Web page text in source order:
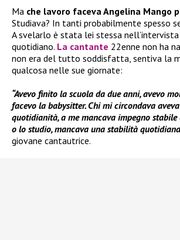
Ma che lavoro faceva Angelina Mango
Studiava? In tanti probabilmente spesso
A svelarlo è stata lei stessa
quotidiano. La cantante 22enne non ha
non era del tutto soddisfatta, sentiva la
qualcosa nelle sue giornate:
“Avevo finito la scuola da due anni, avevo
facevo la babysitter. Chi mi circondava
quotidianità, a me mancava impegno stabile
o lo studio, mancava una stabilità
giovane cantautrice.